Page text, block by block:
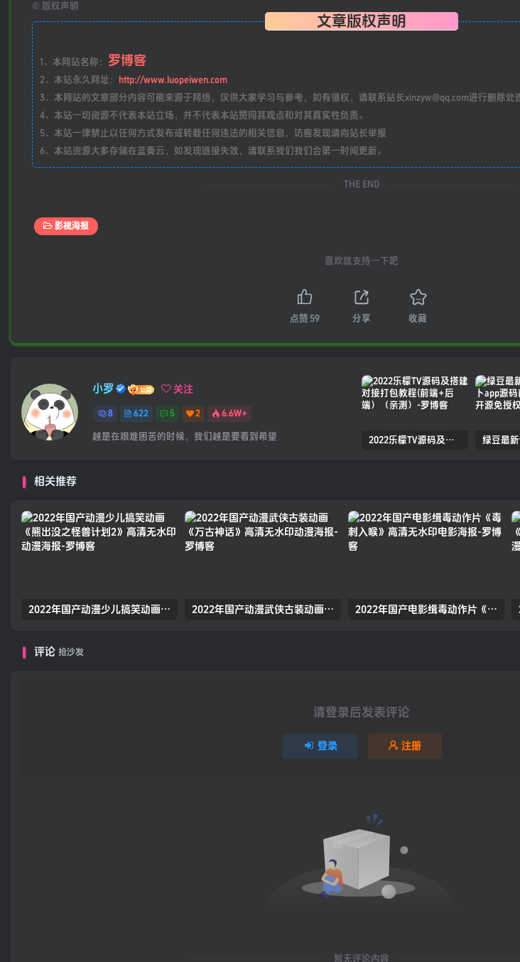
© 版权声明
文章版权声明
1、本网站名称： 罗博客
2、本站永久网址：
http://www.luopeiwen.com
3、本网站的文章部分内容可能来源于网络，仅供大家学习与参考，如有侵权，请联系站长xinzyw@qq.com进行删除处
4、本站一切资源不代表本站立场，并不代表本站赞同其观点和对其真实性负责。
5、本站一律禁止以任何方式发布或转载任何违法的相关信息，访客发现请向站长举报
6、本站资源大多存储在蓝奏云，如发现链接失效，请联系我们我们会第一时间更新。
THE END
影视海报
喜欢就支持一下吧
点赞 59 分享 收藏
小罗 关注
8 622 5 2 6.6W+
越是在艰难困苦的时候，我们越是要看到希望 2022乐檬TV源码及搭建对接打包教程(前端+后端）（亲测）
相关推荐
2022年国产动漫少儿搞笑动画《熊出没之怪兽计划2》高清无水印动漫海报 2022年国产动漫武侠古装动画《万古神话》高清无水印动漫海报 2022年国产电影缉毒动作片《毒刺入喉》高清无水印电影海报
评论 抢沙发
请登录后发表评论
登录 注册
暂无评论内容